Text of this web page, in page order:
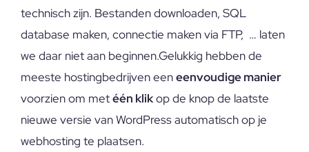
technisch zijn. Bestanden downloaden, SQL
database maken, connectie maken via FTP, … laten
we daar niet aan beginnen.Gelukkig hebben de
meeste hostingbedrijven eeneenvoudige manier
voorzien om metéén klikop de knop de laatste
nieuwe versie van WordPress automatisch op je
webhosting te plaatsen.